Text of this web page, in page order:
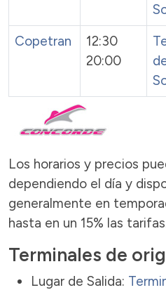
Copetran
12:30
20:00
Los horarios y precios
dependiendo el día y
generalmente en
hasta en un 15% las
Terminales de
Lugar de Salida: